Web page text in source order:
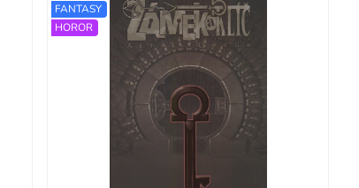
FANTASY
HOROR